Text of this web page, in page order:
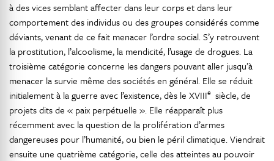
à des vices semblant affecter dans leur corps et dans leur
comportement des individus ou des groupes considérés comme
déviants, venant de ce fait menacer l’ordre social. S’y retrouvent
la prostitution, l’alcoolisme, la mendicité, l’usage de drogues. La
troisième catégorie concerne les dangers pouvant aller jusqu’à
menacer la survie même des sociétés en général. Elle se réduit
initialement à la guerre avec l’existence, dès le XVIIIe siècle, de
projets dits de « paix perpétuelle ». Elle réapparaît plus
récemment avec la question de la prolifération d’armes
dangereuses pour l’humanité, ou bien le péril climatique. Viendrait
ensuite une quatrième catégorie, celle des atteintes au pouvoir